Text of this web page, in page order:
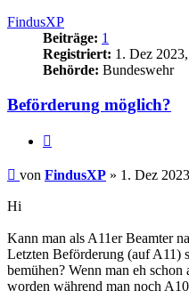
FindusXP
Beiträge: 1
Registriert: 1. Dez
Behörde: Bundeswehr
Beförderung möglich?
Beitrag
von FindusXP » 1. Dez
Hi
Kann man als A11er Beamter
Letzten Beförderung (auf A11)
bemühen? Wenn man eh
worden während man noch